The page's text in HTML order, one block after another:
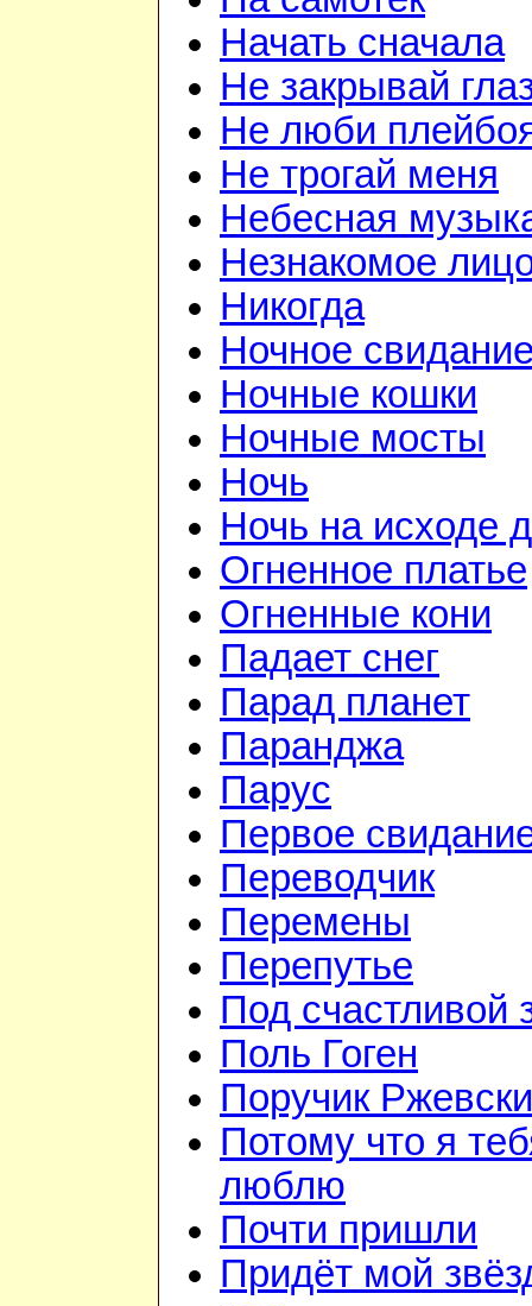
Начать сначала
Не закрывай
Не люби
Не трогай меня
Небесная
Незнакомое
Никогда
Ночное
Ночные кошки
Ночные мосты
Ночь
Ночь на исходе
Огненное платье
Огненные кони
Падает снег
Парад планет
Паранджа
Парус
Первое
Переводчик
Перемены
Перепутье
Под счастливой
Поль Гоген
Поручик
Потому что я
люблю
Почти пришли
Придёт мой